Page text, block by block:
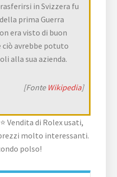
in Svizzera fu
prima Guerra
era visto di buon
avrebbe potuto
alla sua azienda.
[Fonte Wikipedia]
Vendita di Rolex usati,
molto interessanti.
polso!